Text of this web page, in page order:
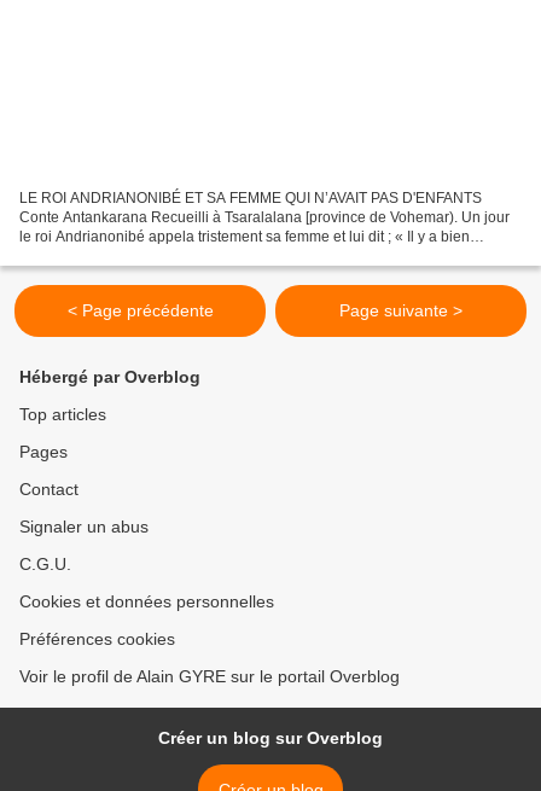
LE ROI ANDRIANONIBÉ ET SA FEMME QUI N’AVAIT PAS D'ENFANTS
Conte Antankarana Recueilli à Tsaralalana [province de Vohemar). Un jour
le roi Andrianonibé appela tristement sa femme et lui dit ; « Il y a bien
< Page précédente Page suivante >
Hébergé par Overblog
Top articles
Pages
Contact
Signaler un abus
C.G.U.
Cookies et données personnelles
Préférences cookies
Voir le profil de Alain GYRE sur le portail Overblog
Créer un blog sur Overblog